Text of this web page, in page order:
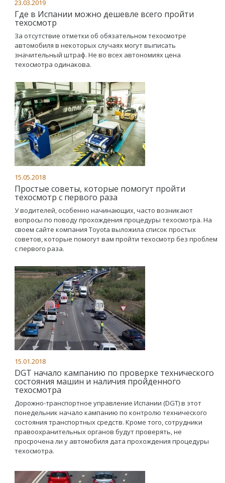
23.03.2019
Где в Испании можно дешевле всего пройти
техосмотр
За отсутствие отметки об обязательном техосмотре
автомобиля в некоторых случаях могут выписать
значительный штраф. Не во всех автономиях цена
техосмотра одинакова.
15.05.2018
Простые советы, которые помогут пройти
техосмотр с первого раза
У водителей, особенно начинающих, часто возникают
вопросы по поводу прохождения процедуры техосмотра. На
своем сайте компания Toyota выложила список простых
советов, которые помогут вам пройти техосмотр без проблем
с первого раза.
15.01.2018
DGT начало кампанию по проверке технического
состояния машин и наличия пройденного
техосмотра
Дорожно-транспортное управление Испании (DGT) в этот
понедельник начало кампанию по контролю технического
состояния транспортных средств. Кроме того, сотрудники
правоохранительных органов будут проверять, не
просрочена ли у автомобиля дата прохождения процедуры
техосмотра.